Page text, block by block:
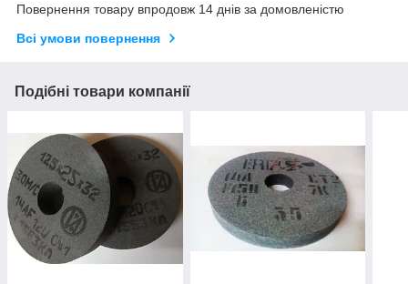
Повернення товару впродовж 14 днів за домовленістю
Всі умови повернення
Подібні товари компанії